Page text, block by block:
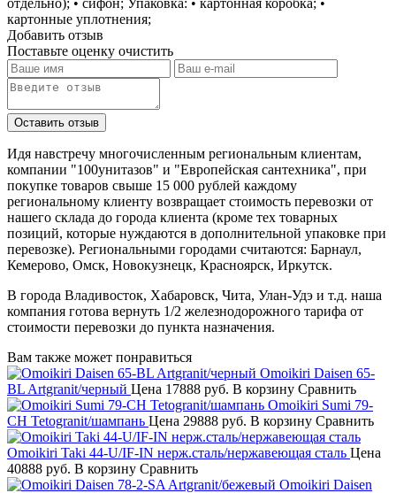
картонные уплотнения;
Добавить отзыв
Поставьте оценку очистить
Идя навстречу многочисленным региональным клиентам,
компании "100унитазов" и "Европейская сантехника", при
покупке товаров свыше 15 000 рублей каждому
региональному клиенту возвращает стоимость перевозки от
нашего склада до города клиента (кроме тех товарных
позиций, которые нуждаются в дополнительной упаковке при
перевозке). Региональными городами считаются: Барнаул,
Кемерово, Омск, Новокузнецк, Красноярск, Иркутск.
В города Владивосток, Хабаровск, Чита, Улан-Удэ и т.д. наша
компания готова вернуть 1/2 железнодорожного тарифа от
стоимости перевозки до пункта назначения.
Вам также может понравиться
Omoikiri Daisen 65-
BL Artgranit/черный Цена 17888 руб. В корзину Сравнить
Omoikiri Sumi 79-
CH Tetogranit/шампань Цена 29888 руб. В корзину Сравнить
Omoikiri Taki 44-U/IF-IN нерж.сталь/нержавеющая сталь Цена
40888 руб. В корзину Сравнить
Omoikiri Daisen